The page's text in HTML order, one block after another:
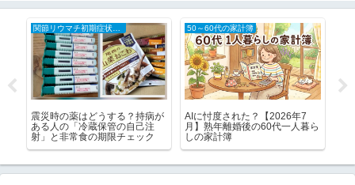
震災時の薬はどうする？持病が
ある人の「冷蔵保管の自己注
射」と非常食の期限チェック
50～60代の家計簿
AIに忖度された？【2026年7
月】熟年離婚後の60代一人暮ら
しの家計簿